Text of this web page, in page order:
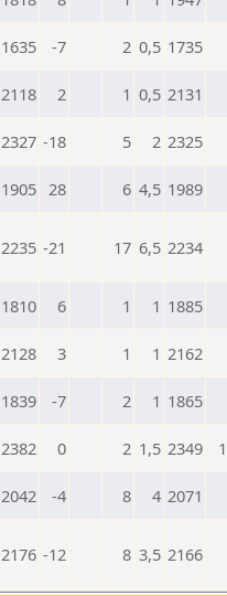
1635 -7 2 0,5 1735
2118 2 1 0,5 2131
2327 -18 5 2 2325
1905 28 6 4,5 1989
2235 -21 17 6,5 2234
1810 6 1 1 1885
2128 3 1 1 2162
1839 -7 2 1 1865
2382 0 2 1,5 2349
2042 -4 8 4 2071
2176 -12 8 3,5 2166